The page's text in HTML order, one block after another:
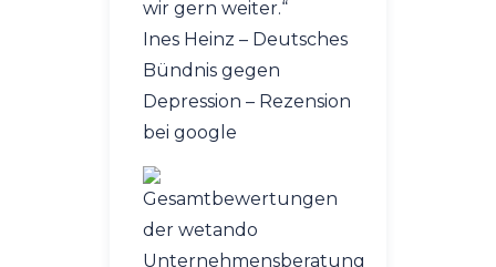
wir gern weiter.“
Ines Heinz – Deutsches
Bündnis gegen
Depression – Rezension
bei google